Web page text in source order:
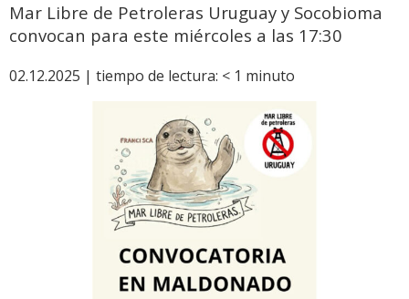
Mar Libre de Petroleras Uruguay y Socobioma
convocan para este miércoles a las 17:30
02.12.2025 | tiempo de lectura: < 1 minuto